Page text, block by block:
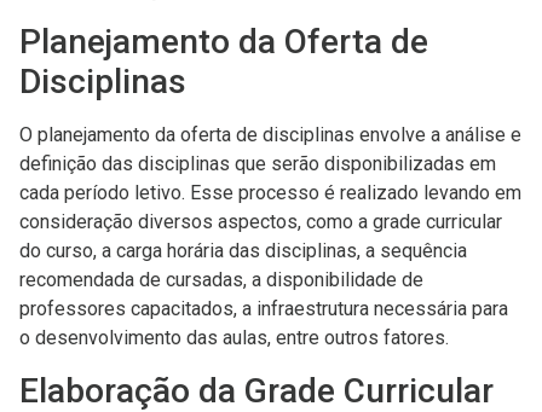
Planejamento da Oferta de
Disciplinas
O planejamento da oferta de disciplinas envolve a análise e
definição das disciplinas que serão disponibilizadas em
cada período letivo. Esse processo é realizado levando em
consideração diversos aspectos, como a grade curricular
do curso, a carga horária das disciplinas, a sequência
recomendada de cursadas, a disponibilidade de
professores capacitados, a infraestrutura necessária para
o desenvolvimento das aulas, entre outros fatores.
Elaboração da Grade Curricular